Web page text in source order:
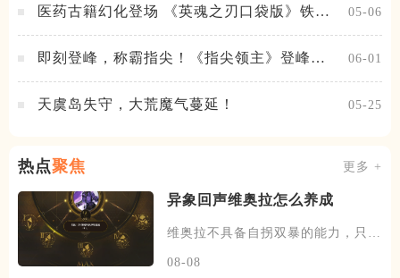
医药古籍幻化登场 《英魂之刃口袋版》铁扇
05-06
即刻登峰，称霸指尖！《指尖领主》登峰测
06-01
天虞岛失守，大荒魔气蔓延！ 05-25
热点聚焦 更多 +
异象回声维奥拉怎么养成
维奥拉不具备自拐双暴的能力，只靠
08-08